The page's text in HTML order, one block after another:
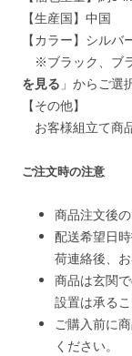
【生産国】中国
【カラー】シルバ
※ブラック、ブ
を見る 」からご選
【その他】
お客様組立て商
ご注文時の注意
商品注文後
配送希望日
荷連絡後、
商品は玄関
設置は承るこ
ご購入前に
ください。